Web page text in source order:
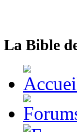
La Bible